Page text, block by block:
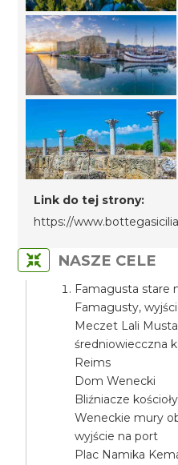
Link do tej strony:
https://
NASZE CELE
Famagusta stare
Famagusty,
Meczet Lali
średniowiecczna
Reims
Dom Wenecki
Bliźniacze
Weneckie mury
wyjście na port
Plac Namika